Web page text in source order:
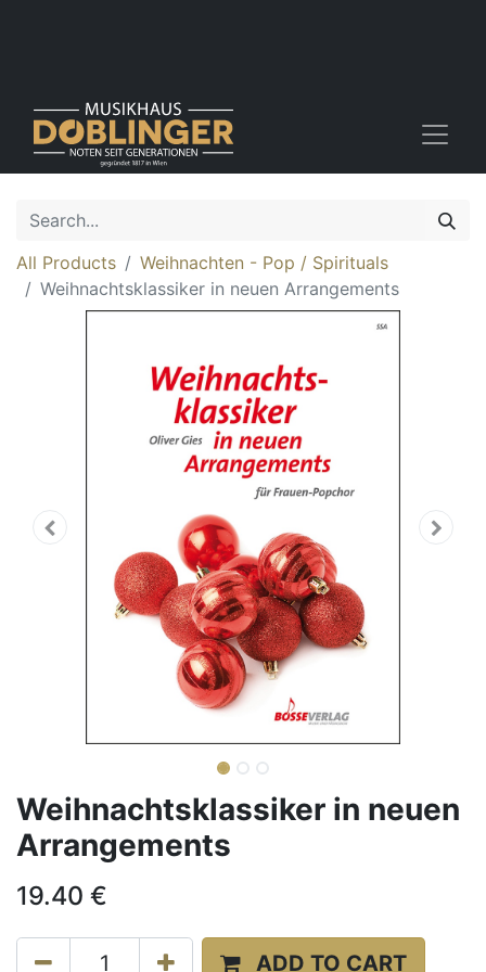
All Products
Weihnachten - Pop / Spirituals
Weihnachtsklassiker in neuen Arrangements
Weihnachtsklassiker in neuen
Arrangements
19.40 €
ADD TO CART